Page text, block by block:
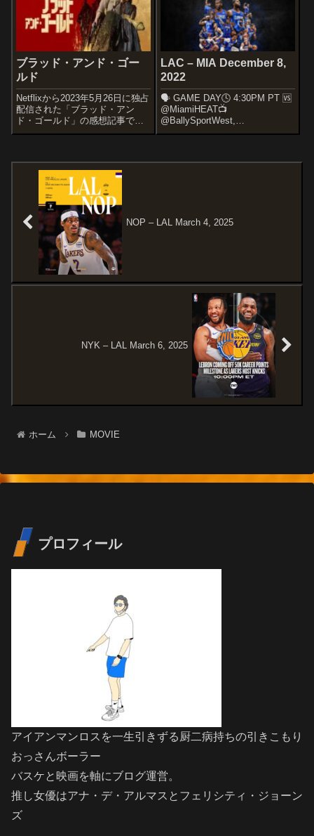
政治的混乱に見舞われていた。
一方、元海兵...
ブラッド・アンド・ゴー
ルド
Netflixから2023年5月26日に独占
配信された「ブラッド・アン
ド・ゴールド」の感想記事で
す。オススメ度あらすじ＆予告
ス親衛隊を相手に、ドイツ軍脱
走兵と若い女性が図らずも凄惨
LAC – MIA December 8,
2022
🗣️ GAME DAY🕓 4:30PM PT 🆚
@MiamiHEAT📺
@BallySportWest,
@Clipper_Vision 📻
pic.twitter.com/cW3...
NOP – LAL March 4, 2025
NYK – LAL March 6, 2025
ホーム MOVIE
プロフィール
アイアンマンロスを一生引きずる厨二病持ちの引きこもり
おっさんボーラー
バスケと映画を軸にブログ運営。
推し女優はアナ・デ・アルマスとフェリシティ・ジョーン
ズ